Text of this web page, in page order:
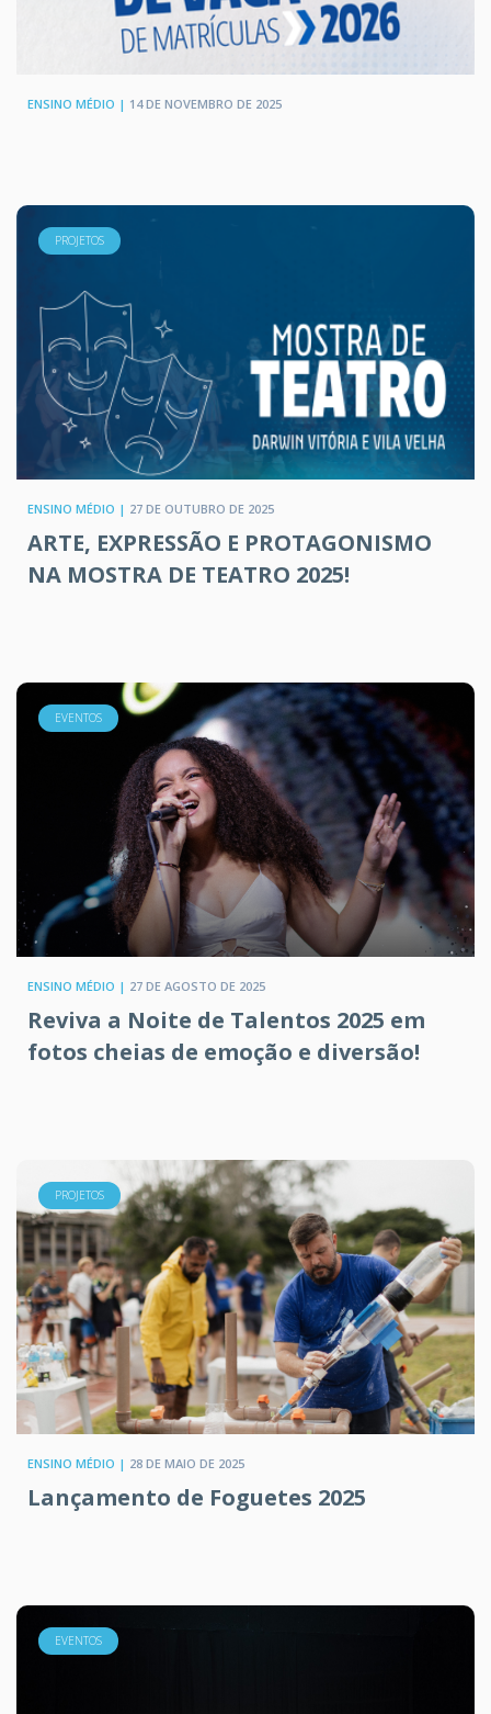
ENSINO MÉDIO | 14 DE NOVEMBRO DE 2025
PROJETOS
ENSINO MÉDIO | 27 DE OUTUBRO DE 2025
ARTE, EXPRESSÃO E PROTAGONISMO
NA MOSTRA DE TEATRO 2025!
EVENTOS
ENSINO MÉDIO | 27 DE AGOSTO DE 2025
Reviva a Noite de Talentos 2025 em
fotos cheias de emoção e diversão!
PROJETOS
ENSINO MÉDIO | 28 DE MAIO DE 2025
Lançamento de Foguetes 2025
EVENTOS